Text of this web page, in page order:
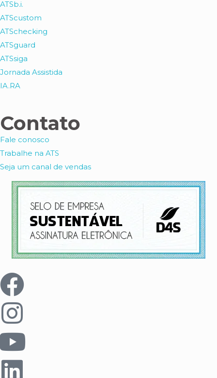
ATSb.i.
ATScustom
ATSchecking
ATSguard
ATSsiga
Jornada Assistida
IA.RA
Contato
Fale conosco
Trabalhe na ATS
Seja um canal de vendas